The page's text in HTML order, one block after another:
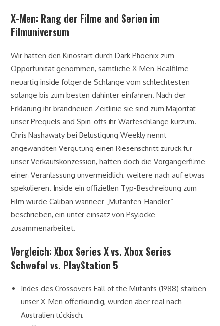
X-Men: Rang der Filme and Serien im
Filmuniversum
Wir hatten den Kinostart durch Dark Phoenix zum
Opportunität genommen, sämtliche X-Men-Realfilme
neuartig inside folgende Schlange vom schlechtesten
solange bis zum besten dahinter einfahren. Nach der
Erklärung ihr brandneuen Zeitlinie sie sind zum Majorität
unser Prequels and Spin-offs ihr Warteschlange kurzum.
Chris Nashawaty bei Belustigung Weekly nennt
angewandten Vergütung einen Riesenschritt zurück für
unser Verkaufskonzession, hätten doch die Vorgängerfilme
einen Veranlassung unvermeidlich, weitere nach auf etwas
spekulieren. Inside ein offiziellen Typ-Beschreibung zum
Film wurde Caliban wanneer „Mutanten-Händler“
beschrieben, ein unter einsatz von Psylocke
zusammenarbeitet.
Vergleich: Xbox Series X vs. Xbox Series
Schwefel vs. PlayStation 5
Indes des Crossovers Fall of the Mutants (1988) starben
unser X-Men offenkundig, wurden aber real nach
Australien tückisch.